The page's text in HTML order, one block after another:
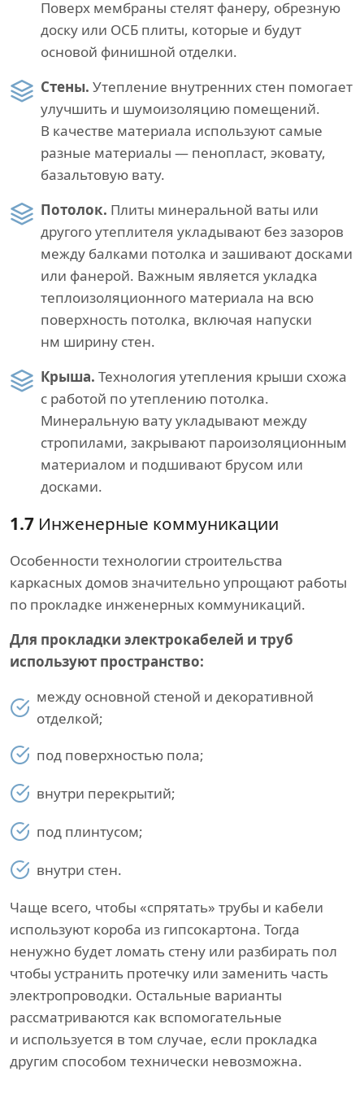
Поверх мембраны стелят фанеру, обрезную
доску или ОСБ плиты, которые и будут
основой финишной отделки.
Стены. Утепление внутренних стен помогает
улучшить и шумоизоляцию помещений.
В качестве материала используют самые
разные материалы — пенопласт, эковату,
базальтовую вату.
Потолок. Плиты минеральной ваты или
другого утеплителя укладывают без зазоров
между балками потолка и зашивают досками
или фанерой. Важным является укладка
теплоизоляционного материала на всю
поверхность потолка, включая напуски
нм ширину стен.
Крыша. Технология утепления крыши схожа
с работой по утеплению потолка.
Минеральную вату укладывают между
стропилами, закрывают пароизоляционным
материалом и подшивают брусом или
досками.
1.7 Инженерные коммуникации
Особенности технологии строительства
каркасных домов значительно упрощают работы
по прокладке инженерных коммуникаций.
Для прокладки электрокабелей и труб
используют пространство:
между основной стеной и декоративной
отделкой;
под поверхностью пола;
внутри перекрытий;
под плинтусом;
внутри стен.
Чаще всего, чтобы «спрятать» трубы и кабели
используют короба из гипсокартона. Тогда
ненужно будет ломать стену или разбирать пол
чтобы устранить протечку или заменить часть
электропроводки. Остальные варианты
рассматриваются как вспомогательные
и используется в том случае, если прокладка
другим способом технически невозможна.